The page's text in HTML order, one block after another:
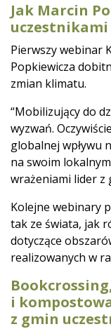
Jak Marcin
Pierwszy webinar
Popkiewicza
zmian klimatu.
“Mobilizujący do
wyzwań.
globalnej wpływu
na swoim
wrażeniami lider z
Kolejne webinary
tak ze świata, jak
dotyczące
realizowanych w
i
z gmin